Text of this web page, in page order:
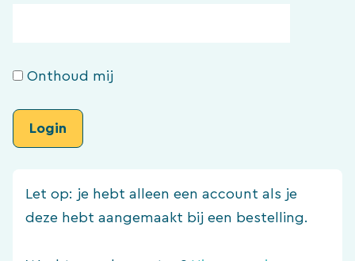
Onthoud mij
Let op: je hebt alleen een account als je
deze hebt aangemaakt bij een bestelling.